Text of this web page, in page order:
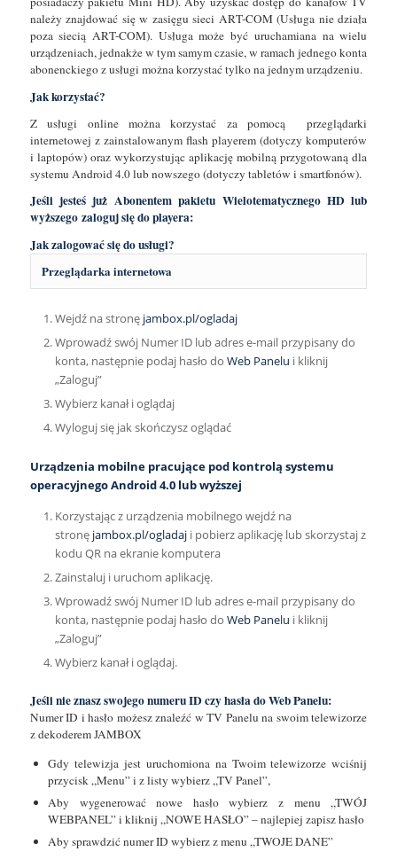
należy znajdować się w zasięgu sieci ART-COM (Usługa nie działa
poza siecią ART-COM). Usługa może być uruchamiana na wielu
urządzeniach, jednakże w tym samym czasie, w ramach jednego konta
abonenckiego z usługi można korzystać tylko na jednym urządzeniu.
Jak korzystać?
Z usługi online można korzystać za pomocą przeglądarki
internetowej z zainstalowanym flash playerem (dotyczy komputerów
i laptopów) oraz wykorzystując aplikację mobilną przygotowaną dla
systemu Android 4.0 lub nowszego (dotyczy tabletów i smartfonów).
Jeśli jesteś już Abonentem pakietu Wielotematycznego HD lub
wyższego zaloguj się do playera:
Jak zalogować się do usługi?
Przeglądarka internetowa
Wejdź na stronę jambox.pl/ogladaj
Wprowadź swój Numer ID lub adres e-mail przypisany do
konta, następnie podaj hasło do Web Panelu i kliknij
„Zaloguj”
Wybierz kanał i oglądaj
Wyloguj się jak skończysz oglądać
Urządzenia mobilne pracujące pod kontrolą systemu
operacyjnego Android 4.0 lub wyższej
Korzystając z urządzenia mobilnego wejdź na
stronę jambox.pl/ogladaj i pobierz aplikację lub skorzystaj z
kodu QR na ekranie komputera
Zainstaluj i uruchom aplikację.
Wprowadź swój Numer ID lub adres e-mail przypisany do
konta, następnie podaj hasło do Web Panelu i kliknij
„Zaloguj”
Wybierz kanał i oglądaj.
Jeśli nie znasz swojego numeru ID czy hasła do Web Panelu:
Numer ID i hasło możesz znaleźć w TV Panelu na swoim telewizorze
z dekoderem JAMBOX
Gdy telewizja jest uruchomiona na Twoim telewizorze wciśnij
przycisk „Menu” i z listy wybierz „TV Panel”,
Aby wygenerować nowe hasło wybierz z menu „TWÓJ
WEBPANEL” i kliknij „NOWE HASŁO” – najlepiej zapisz hasło
Aby sprawdzić numer ID wybierz z menu „TWOJE DANE”